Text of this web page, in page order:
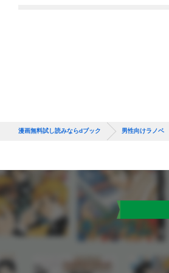
漫画無料試し読みならdブック 男性向けラノベ